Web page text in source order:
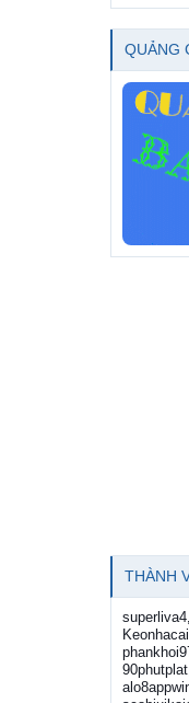
QUẢNG
THÀNH
superliva4,
90phutplat